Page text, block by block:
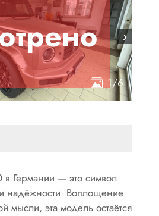
1/6
›
Германии — это символ
надёжности. Воплощение
мысли, эта модель остаётся